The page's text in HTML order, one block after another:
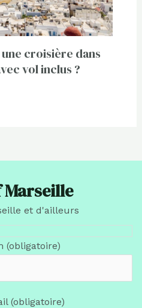
croisière dans
vol inclus ?
Marseille
et d'ailleurs
(obligatoire)
(obligatoire)